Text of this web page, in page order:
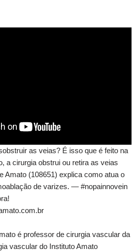
as veias? É isso que é feito na
a cirurgia obstrui ou retira as veias
Amato (108651) explica como atua o
de varizes. — #nopainnovein
é professor de cirurgia vascular da
vascular do Instituto Amato